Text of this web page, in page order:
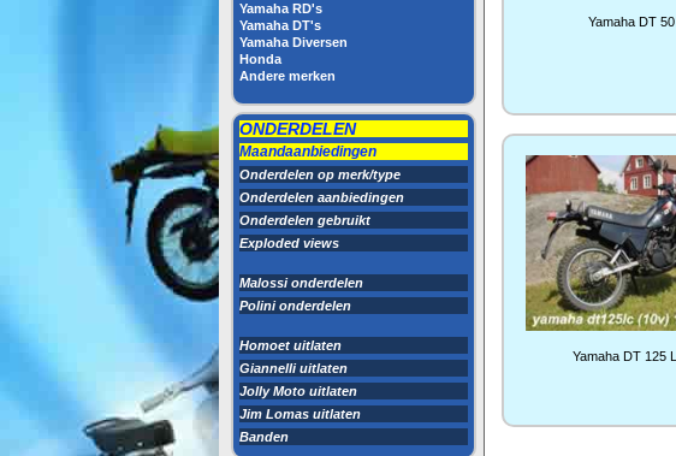
Yamaha RD's
Yamaha DT's
Yamaha Diversen
Honda
Andere merken
ONDERDELEN
Maandaanbiedingen
Onderdelen op merk/type
Onderdelen aanbiedingen
Onderdelen gebruikt
Exploded views
Malossi onderdelen
Polini onderdelen
Homoet uitlaten
Giannelli uitlaten
Jolly Moto uitlaten
Jim Lomas uitlaten
Banden
Yamaha DT
Yamaha DT 125